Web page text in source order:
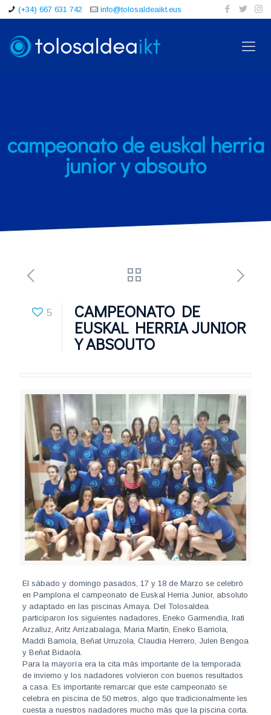
(+34) 667 631 742 info@tolosaldeaikt.eus
campeonato de euskal herria
junior y absouto
5 CAMPEONATO DE
EUSKAL HERRIA JUNIOR
Y ABSOUTO
El sábado y domingo pasados, 17 y 18 de Marzo se celebró
en Pamplona el campeonato de Euskal Herria Junior, absoluto
y adaptado en las piscinas Amaya. Del Tolosaldea
participaron los siguientes nadadores, Eneko Garmendia, Irati
Arzalluz, Aritz Arrizabalaga, Maria Martin, Eneko Barriola,
Maddi Barriola, Beñat Urruzola, Claudia Herrero, Julen Bengoa
y Beñat Bidaola.
Para la mayoría era la cita más importante de la temporada
de invierno y los nadadores volvieron con buenos resultados
a casa. Es importante remarcar que este campeonato se
celebra en piscina de 50 metros, algo que tradicionalmente les
cuesta a nuestros nadadores mucho más que la piscina corta.